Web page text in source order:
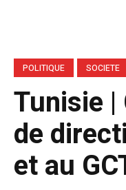
POLITIQUE SOCIETE
Tunisie |
de
et au